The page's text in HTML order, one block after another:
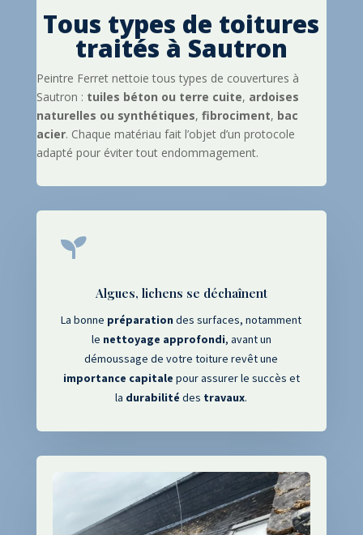
Tous types de toitures
traités à Sautron
Peintre Ferret nettoie tous types de couvertures à
Sautron : tuiles béton ou terre cuite, ardoises
naturelles ou synthétiques, fibrociment, bac
acier. Chaque matériau fait l’objet d’un protocole
adapté pour éviter tout endommagement.

Algues, lichens se déchaînent
La bonne préparation des surfaces, notamment
le nettoyage approfondi, avant un
démoussage de votre toiture revêt une
importance capitale pour assurer le succès et
la durabilité des travaux.